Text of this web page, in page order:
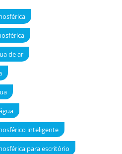
de ar
inteligente
para escritório